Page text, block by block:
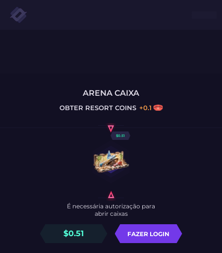
ARENA CAIXA
OBTER RESORT COINS +0.1
$0.51
$0.51 FAZER LOGIN
É necessária autorização para
abrir caixas